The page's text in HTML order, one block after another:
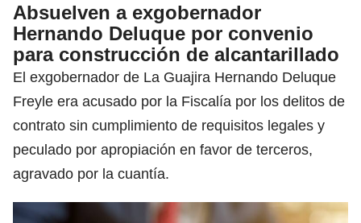
Absuelven a exgobernador
Hernando Deluque por convenio
para construcción de alcantarillado
El exgobernador de La Guajira Hernando Deluque
Freyle era acusado por la Fiscalía por los delitos de
contrato sin cumplimiento de requisitos legales y
peculado por apropiación en favor de terceros,
agravado por la cuantía.